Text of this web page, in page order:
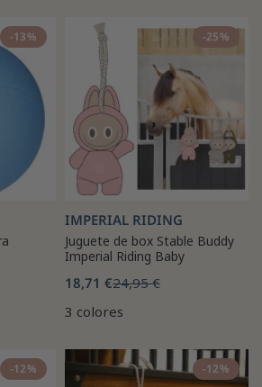
-13% -25%
IMPERIAL RIDING
Juguete de box Stable Buddy
Imperial Riding Baby
18,71 €24,95 €
3 colores
-12% -12%